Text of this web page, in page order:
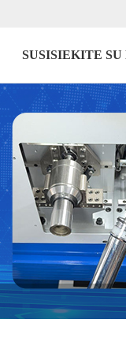
SUSISIEKITE